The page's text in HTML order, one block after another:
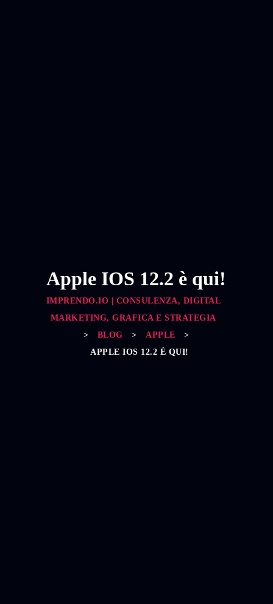
Apple IOS 12.2 è qui!
IMPRENDO.IO | CONSULENZA, DIGITAL
MARKETING, GRAFICA E STRATEGIA
>
BLOG > APPLE
>
APPLE IOS 12.2 È QUI!